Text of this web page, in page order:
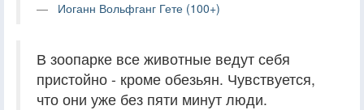
Иоганн Вольфганг Гете (100+)
В зоопарке все животные ведут себя
пристойно - кроме обезьян. Чувствуется,
что они уже без пяти минут люди.